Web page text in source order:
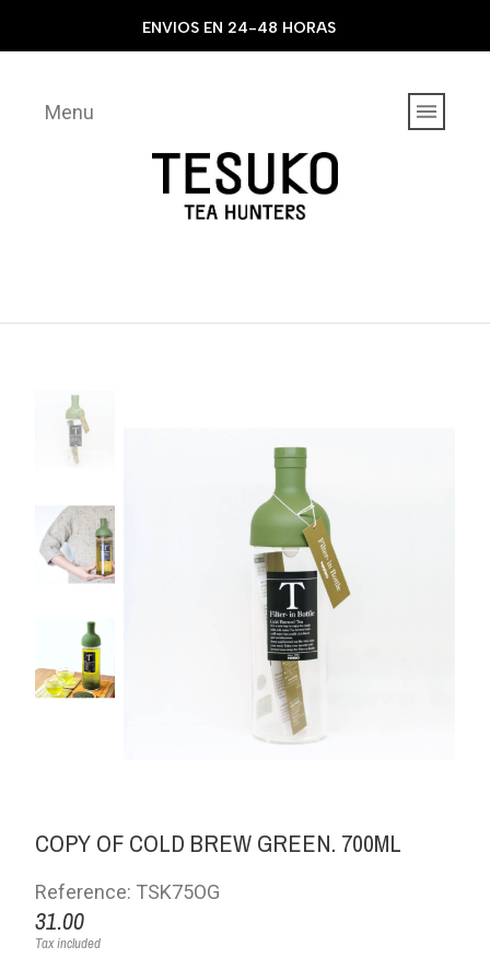
ENVIOS EN 24-48 HORAS
Menu
COPY OF COLD BREW GREEN. 700ML
Reference: TSK75OG
31.00
Tax included